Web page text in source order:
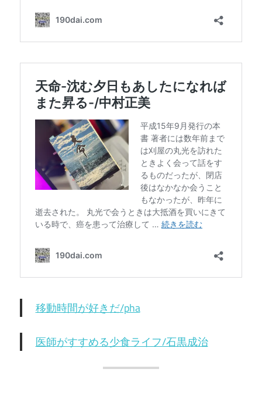
移動時間が好きだ/pha
医師がすすめる少食ライフ/石黒成治